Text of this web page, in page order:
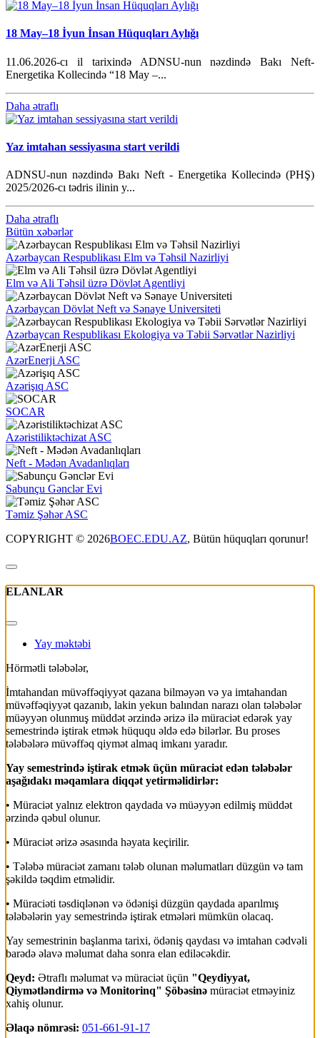
18 May–18 İyun İnsan Hüquqları Aylığı
11.06.2026-cı il tarixində ADNSU-nun nəzdində Bakı Neft-
Energetika Kollecində “18 May –...
Daha ətraflı
Yaz imtahan sessiyasına start verildi
ADNSU-nun nəzdində Bakı Neft - Energetika Kollecində (PHŞ)
2025/2026-cı tədris ilinin y...
Daha ətraflı
Bütün xəbərlər
Azərbaycan Respublikası Elm və Təhsil Nazirliyi
Elm və Ali Təhsil üzrə Dövlət Agentliyi
Azərbaycan Dövlət Neft və Sənaye Universiteti
Azərbaycan Respublikası Ekologiya və Təbii Sərvətlər Nazirliyi
AzərEnerji ASC
Azərişıq ASC
SOCAR
Azəristiliktəchizat ASC
Neft - Mədən Avadanlıqları
Sabunçu Gənclər Evi
Təmiz Şəhər ASC
COPYRIGHT © 2026BOEC.EDU.AZ, Bütün hüquqları qorunur!
ELANLAR
Yay məktəbi
Hörmətli tələbələr,
İmtahandan müvəffəqiyyət qazana bilməyən və ya imtahandan
müvəffəqiyyət qazanıb, lakin yekun balından narazı olan tələbələr
müəyyən olunmuş müddət ərzində ərizə ilə müraciət edərək yay
semestrində iştirak etmək hüququ əldə edə bilərlər. Bu proses
tələbələrə müvəffəq qiymət almaq imkanı yaradır.
Yay semestrində iştirak etmək üçün müraciət edən tələbələr
aşağıdakı məqamlara diqqət yetirməlidirlər:
• Müraciət yalnız elektron qaydada və müəyyən edilmiş müddət
ərzində qəbul olunur.
• Müraciət ərizə əsasında həyata keçirilir.
• Tələbə müraciət zamanı tələb olunan məlumatları düzgün və tam
şəkildə təqdim etməlidir.
• Müraciəti təsdiqlənən və ödənişi düzgün qaydada aparılmış
tələbələrin yay semestrində iştirak etmələri mümkün olacaq.
Yay semestrinin başlanma tarixi, ödəniş qaydası və imtahan cədvəli
barədə əlavə məlumat daha sonra elan ediləcəkdir.
Qeyd: Ətraflı məlumat və müraciət üçün "Qeydiyyat,
Qiymətləndirmə və Monitorinq" Şöbəsinə müraciət etməyiniz
xahiş olunur.
Əlaqə nömrəsi: 051-661-91-17